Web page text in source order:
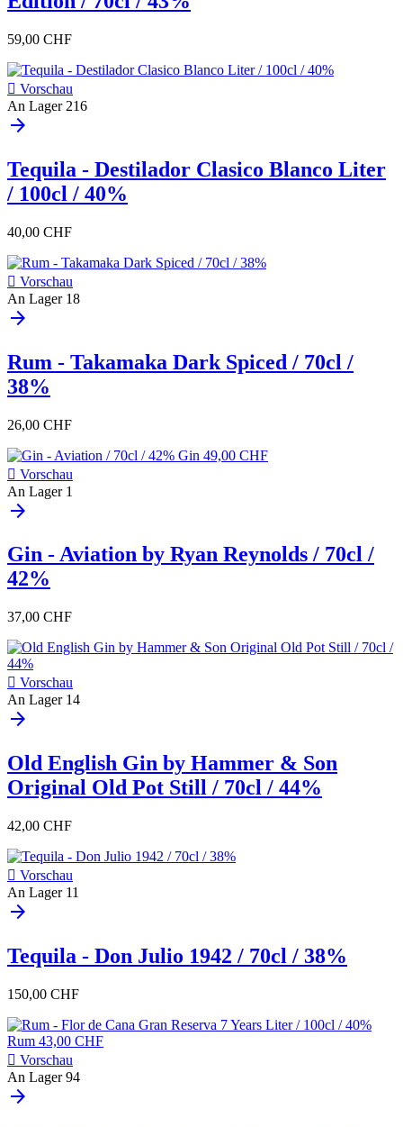
59,00 CHF
 Vorschau
An Lager 216
arrow_forward
Tequila - Destilador Clasico Blanco Liter
/ 100cl / 40%
40,00 CHF
 Vorschau
An Lager 18
arrow_forward
Rum - Takamaka Dark Spiced / 70cl /
38%
26,00 CHF
 Vorschau
An Lager 1
arrow_forward
Gin - Aviation by Ryan Reynolds / 70cl /
42%
37,00 CHF
 Vorschau
An Lager 14
arrow_forward
Old English Gin by Hammer & Son
Original Old Pot Still / 70cl / 44%
42,00 CHF
 Vorschau
An Lager 11
arrow_forward
Tequila - Don Julio 1942 / 70cl / 38%
150,00 CHF
 Vorschau
An Lager 94
arrow_forward